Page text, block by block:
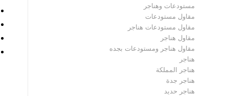
مستودعات وهناجر
مقاول مستودعات
مقاول مستودعات هناجر
مقاول هناجر
مقاول هناجر ومستودعات بجده
هناجر
هناجر المملكة
هناجر جدة
هناجر حديد